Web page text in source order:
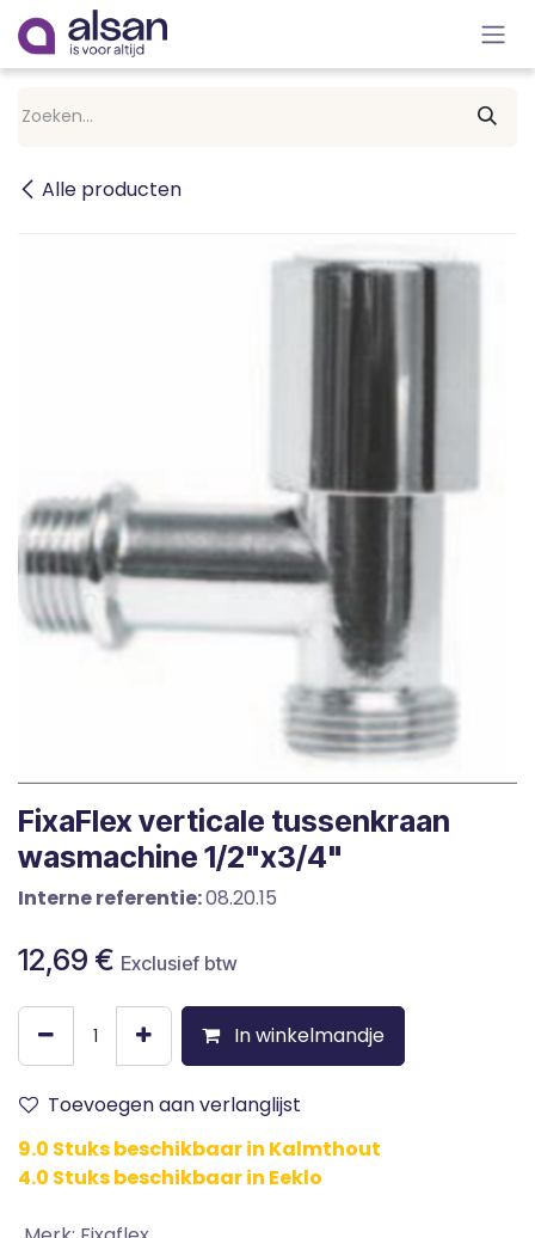
Overslaan naar inhoud
Alle producten
FixaFlex verticale tussenkraan
wasmachine 1/2"x3/4"
Interne referentie:08.20.15
12,69 € Exclusief btw
In winkelmandje
Toevoegen aan verlanglijst
9.0 Stuks beschikbaar in Kalmthout
4.0 Stuks beschikbaar in Eeklo